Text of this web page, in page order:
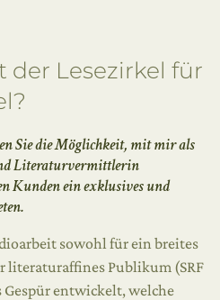
Lesezirkel für
Sie die Möglichkeit, mit mir als
Literaturvermittlerin
Kunden ein exklusives und
sowohl für ein breites
literaturaffines Publikum (SRF
entwickelt, welche